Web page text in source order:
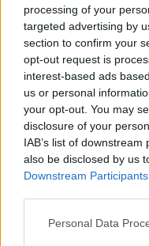
processing of your
targeted advertising by
section to confirm your
opt-out request is
interest-based ads
us or personal
your opt-out. You may
disclosure of your
IAB’s list of
also be disclosed by us
Downstream Participants
Personal Data
Effectiviteit
Hoeveelheid
Ik heb dit medicijn
regelmatig last van
regelmatig op spoed
erg was en kreeg een
misselijkheid ging over
Deze was in rust zelfs
dokters niet dat dit de
zi[lees meer...]